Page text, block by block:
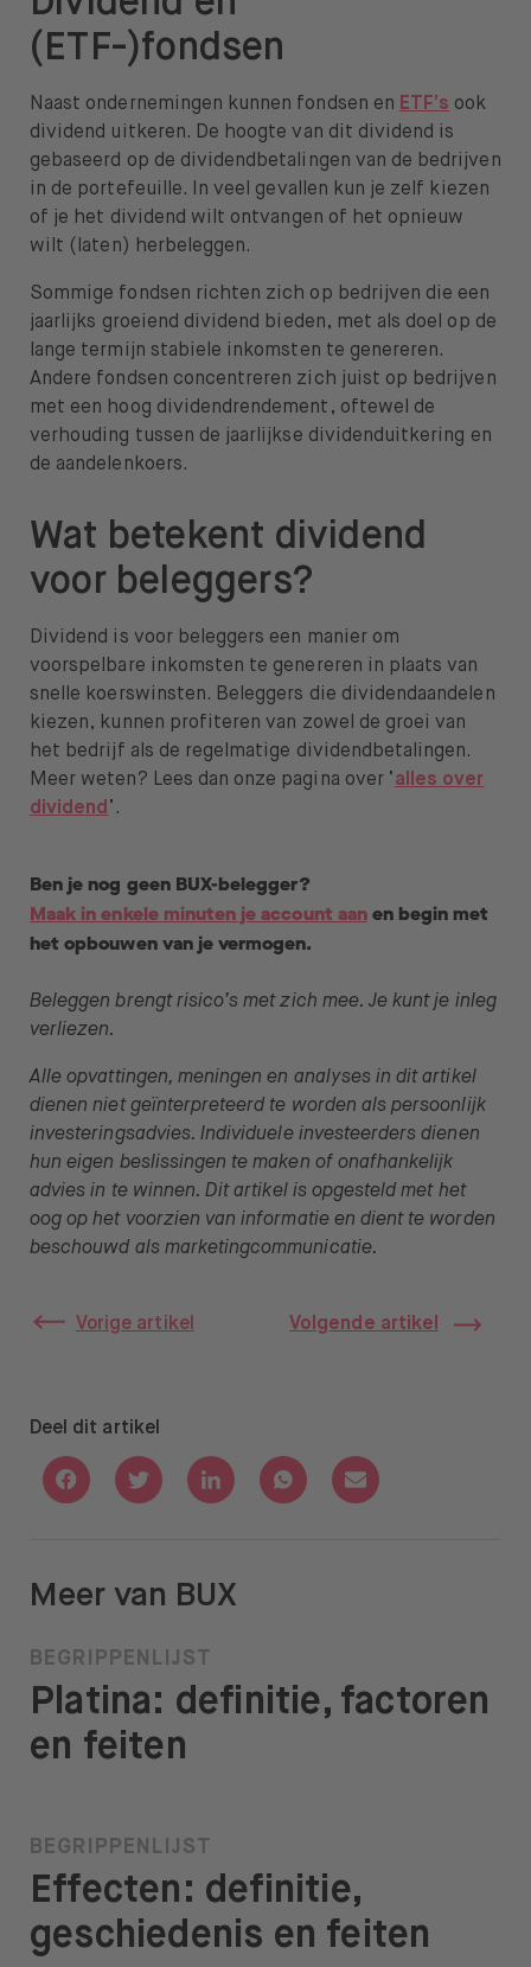
(ETF-)fondsen
Naast ondernemingen kunnen fondsen en ETF’s ook
dividend uitkeren. De hoogte van dit dividend is
gebaseerd op de dividendbetalingen van de bedrijven
in de portefeuille. In veel gevallen kun je zelf kiezen
of je het dividend wilt ontvangen of het opnieuw
wilt (laten) herbeleggen.
Sommige fondsen richten zich op bedrijven die een
jaarlijks groeiend dividend bieden, met als doel op de
lange termijn stabiele inkomsten te genereren.
Andere fondsen concentreren zich juist op bedrijven
met een hoog dividendrendement, oftewel de
verhouding tussen de jaarlijkse dividenduitkering en
de aandelenkoers.
Wat betekent dividend
voor beleggers?
Dividend is voor beleggers een manier om
voorspelbare inkomsten te genereren in plaats van
snelle koerswinsten. Beleggers die dividendaandelen
kiezen, kunnen profiteren van zowel de groei van
het bedrijf als de regelmatige dividendbetalingen.
Meer weten? Lees dan onze pagina over ‘alles over
dividend’.
Ben je nog geen BUX-belegger?
Maak in enkele minuten je account aanen begin met
het opbouwen van je vermogen.
Beleggen brengt risico’s met zich mee. Je kunt je inleg
verliezen.
Alle opvattingen, meningen en analyses in dit artikel
dienen niet geïnterpreteerd te worden als persoonlijk
investeringsadvies. Individuele investeerders dienen
hun eigen beslissingen te maken of onafhankelijk
advies in te winnen. Dit artikel is opgesteld met het
oog op het voorzien van informatie en dient te worden
beschouwd als marketingcommunicatie.
Vorige artikel Volgende artikel
Deel dit artikel
Deel via Facebook
Deel via TwitterDeel via Linkedin
Deel via Whatsapp
Deel via Email
Meer van BUX
BEGRIPPENLIJST
Platina: definitie, factoren
en feiten
BEGRIPPENLIJST
Effecten: definitie,
geschiedenis en feiten